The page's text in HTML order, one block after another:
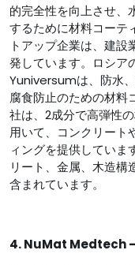
的完全性を向上させ、
するために材料コーテ
トアップ企業は、建
発しています。ロシア
Yuniversumは、防水
腐食防止のための材料
社は、2成分で高弾性
用いて、コンクリート
ィングを提供していま
リート、金属、木造構
含まれています。
4. NuMat Medtech –